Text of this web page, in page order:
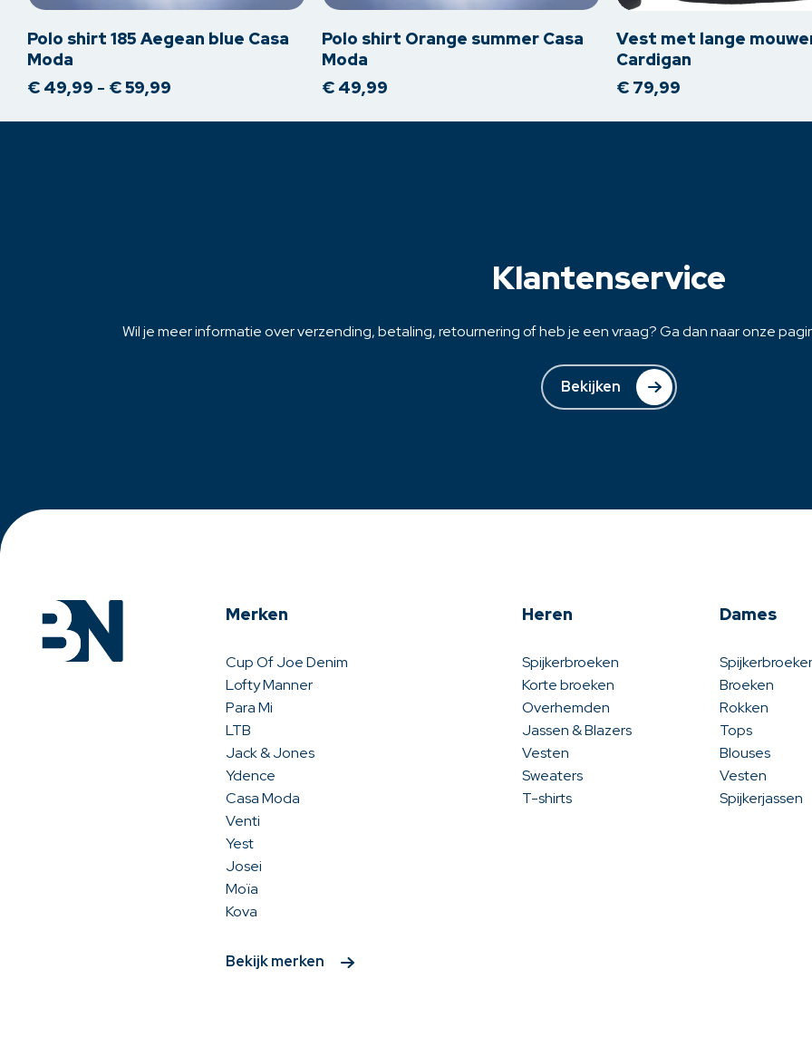
heeft
meerdere
variaties.
Deze
kan
Polo shirt 185 Aegean blue Casa
Moda
€ 49,99 - €59,99
tot
heeft
meerdere
variaties.
Deze
kan
Polo shirt Orange summer Casa
Moda
€49,99
heeft
meerdere
variaties.
Deze
kan
Vest met lange
Cardigan
€79,99
Klantenservice
Wil je meer informatie over verzending, betaling, retournering of heb je een vraag? Ga dan naar onze
Bekijken
Merken
Cup Of Joe Denim
Lofty Manner
Para Mi
LTB
Jack & Jones
Ydence
Casa Moda
Venti
Yest
Josei
Moïa
Kova
Bekijk merken
Heren
Spijkerbroeken
Korte broeken
Overhemden
Jassen & Blazers
Vesten
Sweaters
T-shirts
Dames
Broeken
Rokken
Tops
Blouses
Vesten
Spijkerjassen